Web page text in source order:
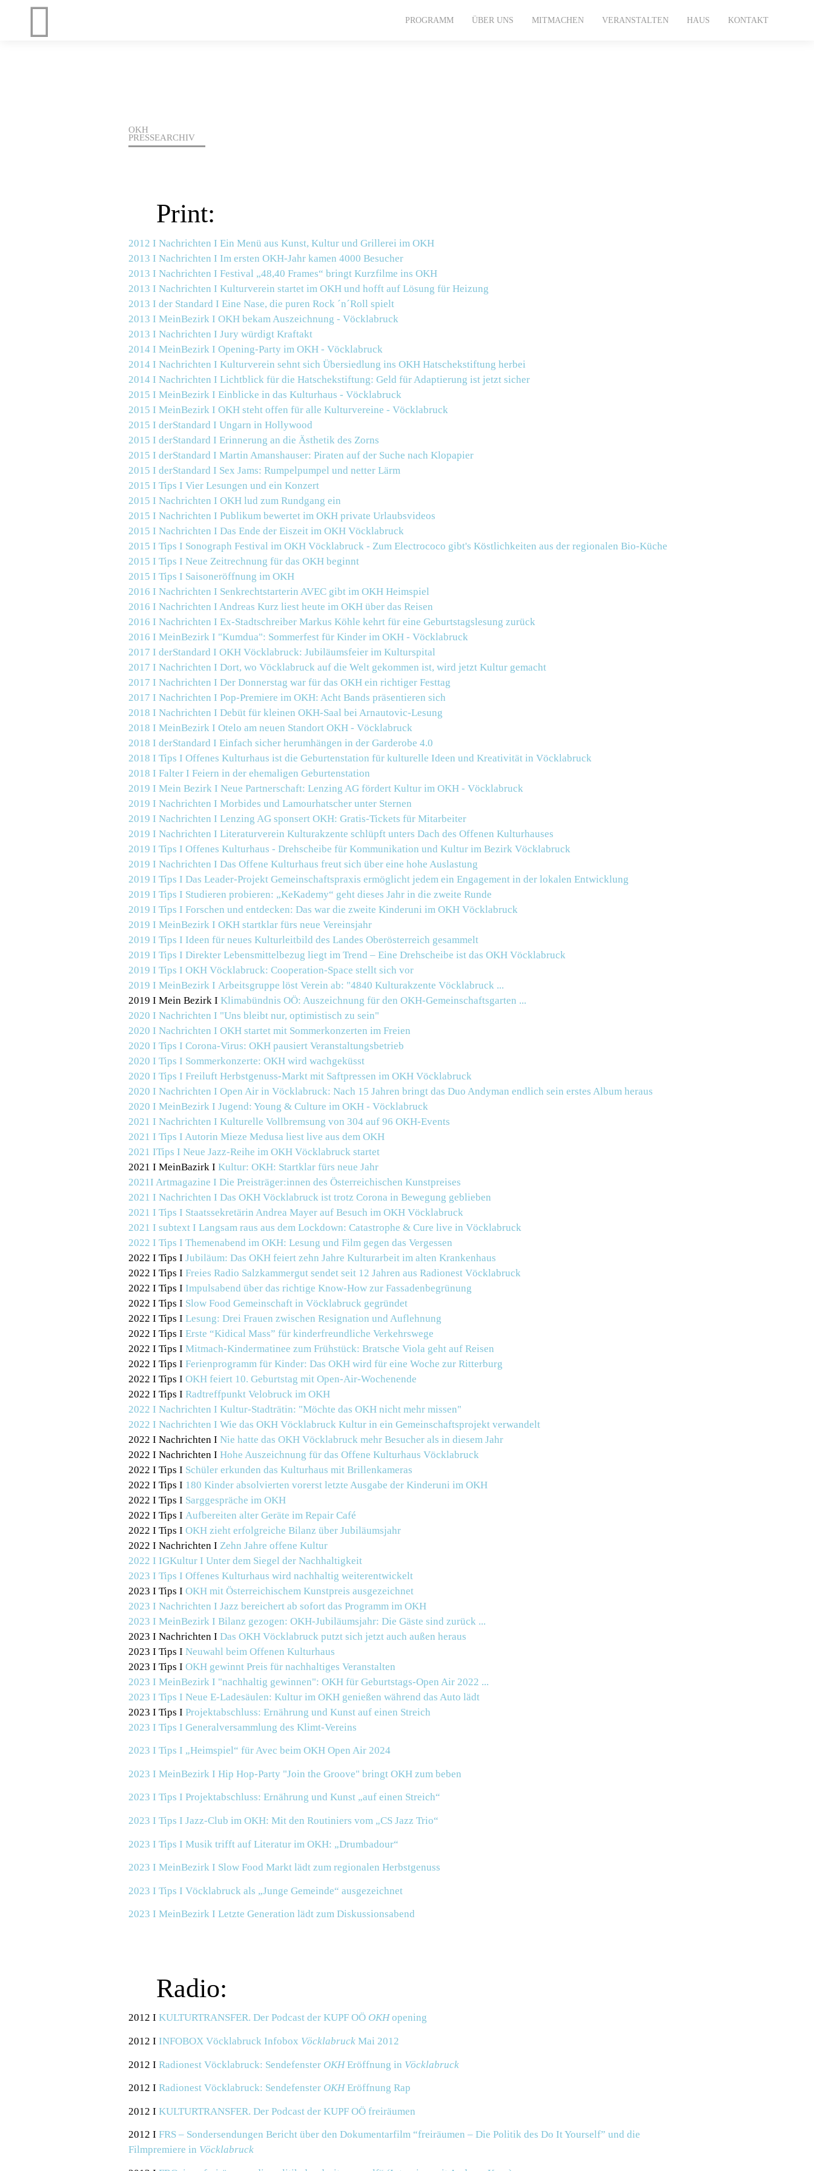
PROGRAMM ÜBER UNS MITMACHEN VERANSTALTEN HAUS KONTAKT
OKH
PRESSEARCHIV
Print:
2012 I Nachrichten I Ein Menü aus Kunst, Kultur und Grillerei im OKH
2013 I Nachrichten I Im ersten OKH-Jahr kamen 4000 Besucher
2013 I Nachrichten I Festival „48,40 Frames“ bringt Kurzfilme ins OKH
2013 I Nachrichten I Kulturverein startet im OKH und hofft auf Lösung für Heizung
2013 I der Standard I Eine Nase, die puren Rock ´n´Roll spielt
2013 I MeinBezirk I OKH bekam Auszeichnung - Vöcklabruck
2013 I Nachrichten I Jury würdigt Kraftakt
2014 I MeinBezirk I Opening-Party im OKH - Vöcklabruck
2014 I Nachrichten I Kulturverein sehnt sich Übersiedlung ins OKH Hatschekstiftung herbei
2014 I Nachrichten I Lichtblick für die Hatschekstiftung: Geld für Adaptierung ist jetzt sicher
2015 I MeinBezirk I Einblicke in das Kulturhaus - Vöcklabruck
2015 I MeinBezirk I OKH steht offen für alle Kulturvereine - Vöcklabruck
2015 I derStandard I Ungarn in Hollywood
2015 I derStandard I Erinnerung an die Ästhetik des Zorns
2015 I derStandard I Martin Amanshauser: Piraten auf der Suche nach Klopapier
2015 I derStandard I Sex Jams: Rumpelpumpel und netter Lärm
2015 I Tips I Vier Lesungen und ein Konzert
2015 I Nachrichten I OKH lud zum Rundgang ein
2015 I Nachrichten I Publikum bewertet im OKH private Urlaubsvideos
2015 I Nachrichten I Das Ende der Eiszeit im OKH Vöcklabruck
2015 I Tips I Sonograph Festival im OKH Vöcklabruck - Zum Electrococo gibt's Köstlichkeiten aus der regionalen Bio-Küche
2015 I Tips I Neue Zeitrechnung für das OKH beginnt
2015 I Tips I Saisoneröffnung im OKH
2016 I Nachrichten I Senkrechtstarterin AVEC gibt im OKH Heimspiel
2016 I Nachrichten I Andreas Kurz liest heute im OKH über das Reisen
2016 I Nachrichten I Ex-Stadtschreiber Markus Köhle kehrt für eine Geburtstagslesung zurück
2016 I MeinBezirk I "Kumdua": Sommerfest für Kinder im OKH - Vöcklabruck
2017 I derStandard I OKH Vöcklabruck: Jubiläumsfeier im Kulturspital
2017 I Nachrichten I Dort, wo Vöcklabruck auf die Welt gekommen ist, wird jetzt Kultur gemacht
2017 I Nachrichten I Der Donnerstag war für das OKH ein richtiger Festtag
2017 I Nachrichten I Pop-Premiere im OKH: Acht Bands präsentieren sich
2018 I Nachrichten I Debüt für kleinen OKH-Saal bei Arnautovic-Lesung
2018 I MeinBezirk I Otelo am neuen Standort OKH - Vöcklabruck
2018 I derStandard I Einfach sicher herumhängen in der Garderobe 4.0
2018 I Tips I Offenes Kulturhaus ist die Geburtenstation für kulturelle Ideen und Kreativität in Vöcklabruck
2018 I Falter I Feiern in der ehemaligen Geburtenstation
2019 I Mein Bezirk I Neue Partnerschaft: Lenzing AG fördert Kultur im OKH - Vöcklabruck
2019 I Nachrichten I Morbides und Lamourhatscher unter Sternen
2019 I Nachrichten I Lenzing AG sponsert OKH: Gratis-Tickets für Mitarbeiter
2019 I Nachrichten I Literaturverein Kulturakzente schlüpft unters Dach des Offenen Kulturhauses
2019 I Tips I Offenes Kulturhaus - Drehscheibe für Kommunikation und Kultur im Bezirk Vöcklabruck
2019 I Nachrichten I Das Offene Kulturhaus freut sich über eine hohe Auslastung
2019 I Tips I Das Leader-Projekt Gemeinschaftspraxis ermöglicht jedem ein Engagement in der lokalen Entwicklung
2019 I Tips I Studieren probieren: „KeKademy“ geht dieses Jahr in die zweite Runde
2019 I Tips I Forschen und entdecken: Das war die zweite Kinderuni im OKH Vöcklabruck
2019 I MeinBezirk I OKH startklar fürs neue Vereinsjahr
2019 I Tips I Ideen für neues Kulturleitbild des Landes Oberösterreich gesammelt
2019 I Tips I Direkter Lebensmittelbezug liegt im Trend – Eine Drehscheibe ist das OKH Vöcklabruck
2019 I Tips I OKH Vöcklabruck: Cooperation-Space stellt sich vor
2019 I MeinBezirk I Arbeitsgruppe löst Verein ab: "4840 Kulturakzente Vöcklabruck ...
2019 I Mein Bezirk I Klimabündnis OÖ: Auszeichnung für den OKH-Gemeinschaftsgarten ...
2020 I Nachrichten I "Uns bleibt nur, optimistisch zu sein"
2020 I Nachrichten I OKH startet mit Sommerkonzerten im Freien
2020 I Tips I Corona-Virus: OKH pausiert Veranstaltungsbetrieb
2020 I Tips I Sommerkonzerte: OKH wird wachgeküsst
2020 I Tips I Freiluft Herbstgenuss-Markt mit Saftpressen im OKH Vöcklabruck
2020 I Nachrichten I Open Air in Vöcklabruck: Nach 15 Jahren bringt das Duo Andyman endlich sein erstes Album heraus
2020 I MeinBezirk I Jugend: Young & Culture im OKH - Vöcklabruck
2021 I Nachrichten I Kulturelle Vollbremsung von 304 auf 96 OKH-Events
2021 I Tips I Autorin Mieze Medusa liest live aus dem OKH
2021 ITips I Neue Jazz-Reihe im OKH Vöcklabruck startet
2021 I MeinBazirk I Kultur: OKH: Startklar fürs neue Jahr
2021I Artmagazine I Die Preisträger:innen des Österreichischen Kunstpreises
2021 I Nachrichten I Das OKH Vöcklabruck ist trotz Corona in Bewegung geblieben
2021 I Tips I Staatssekretärin Andrea Mayer auf Besuch im OKH Vöcklabruck
2021 I subtext I Langsam raus aus dem Lockdown: Catastrophe & Cure live in Vöcklabruck
2022 I Tips I Themenabend im OKH: Lesung und Film gegen das Vergessen
2022 I Tips I Jubiläum: Das OKH feiert zehn Jahre Kulturarbeit im alten Krankenhaus
2022 I Tips I Freies Radio Salzkammergut sendet seit 12 Jahren aus Radionest Vöcklabruck
2022 I Tips I Impulsabend über das richtige Know-How zur Fassadenbegrünung
2022 I Tips I Slow Food Gemeinschaft in Vöcklabruck gegründet
2022 I Tips I Lesung: Drei Frauen zwischen Resignation und Auflehnung
2022 I Tips I Erste “Kidical Mass” für kinderfreundliche Verkehrswege
2022 I Tips I Mitmach-Kindermatinee zum Frühstück: Bratsche Viola geht auf Reisen
2022 I Tips I Ferienprogramm für Kinder: Das OKH wird für eine Woche zur Ritterburg
2022 I Tips I OKH feiert 10. Geburtstag mit Open-Air-Wochenende
2022 I Tips I Radtreffpunkt Velobruck im OKH
2022 I Nachrichten I Kultur-Stadträtin: "Möchte das OKH nicht mehr missen"
2022 I Nachrichten I Wie das OKH Vöcklabruck Kultur in ein Gemeinschaftsprojekt verwandelt
2022 I Nachrichten I Nie hatte das OKH Vöcklabruck mehr Besucher als in diesem Jahr
2022 I Nachrichten I Hohe Auszeichnung für das Offene Kulturhaus Vöcklabruck
2022 I Tips I Schüler erkunden das Kulturhaus mit Brillenkameras
2022 I Tips I 180 Kinder absolvierten vorerst letzte Ausgabe der Kinderuni im OKH
2022 I Tips I Sarggespräche im OKH
2022 I Tips I Aufbereiten alter Geräte im Repair Café
2022 I Tips I OKH zieht erfolgreiche Bilanz über Jubiläumsjahr
2022 I Nachrichten I Zehn Jahre offene Kultur
2022 I IGKultur I Unter dem Siegel der Nachhaltigkeit
2023 I Tips I Offenes Kulturhaus wird nachhaltig weiterentwickelt
2023 I Tips I OKH mit Österreichischem Kunstpreis ausgezeichnet
2023 I Nachrichten I Jazz bereichert ab sofort das Programm im OKH
2023 I MeinBezirk I Bilanz gezogen: OKH-Jubiläumsjahr: Die Gäste sind zurück ...
2023 I Nachrichten I Das OKH Vöcklabruck putzt sich jetzt auch außen heraus
2023 I Tips I Neuwahl beim Offenen Kulturhaus
2023 I Tips I OKH gewinnt Preis für nachhaltiges Veranstalten
2023 I MeinBezirk I "nachhaltig gewinnen": OKH für Geburtstags-Open Air 2022 ...
2023 I Tips I Neue E-Ladesäulen: Kultur im OKH genießen während das Auto lädt
2023 I Tips I Projektabschluss: Ernährung und Kunst auf einen Streich
2023 I Tips I Generalversammlung des Klimt-Vereins
2023 I Tips I „Heimspiel“ für Avec beim OKH Open Air 2024
2023 I MeinBezirk I Hip Hop-Party "Join the Groove" bringt OKH zum beben
2023 I Tips I Projektabschluss: Ernährung und Kunst „auf einen Streich“
2023 I Tips I Jazz-Club im OKH: Mit den Routiniers vom „CS Jazz Trio“
2023 I Tips I Musik trifft auf Literatur im OKH: „Drumbadour“
2023 I MeinBezirk I Slow Food Markt lädt zum regionalen Herbstgenuss
2023 I Tips I Vöcklabruck als „Junge Gemeinde“ ausgezeichnet
2023 I MeinBezirk I Letzte Generation lädt zum Diskussionsabend
Radio:
2012 I KULTURTRANSFER. Der Podcast der KUPF OÖ OKHopening
2012 I INFOBOX Vöcklabruck Infobox Vöcklabruck Mai 2012
2012 I Radionest Vöcklabruck: Sendefenster OKHEröffnung in Vöcklabruck
2012 I Radionest Vöcklabruck: Sendefenster OKHEröffnung Rap
2012 I KULTURTRANSFER. Der Podcast der KUPF OÖ freiräumen
2012 I FRS – Sondersendungen Bericht über den Dokumentarfilm “freiräumen – Die Politik des Do It Yourself” und die
Filmpremiere in Vöcklabruck